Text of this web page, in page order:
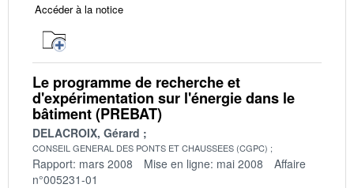
Accéder à la notice
Le programme de recherche et
d'expérimentation sur l'énergie dans le
bâtiment (PREBAT)
DELACROIX, Gérard
CONSEIL GENERAL DES PONTS ET CHAUSSEES (CGPC)
Rapport: mars 2008 Mise en ligne: mai 2008
Affaire
n°005231-01